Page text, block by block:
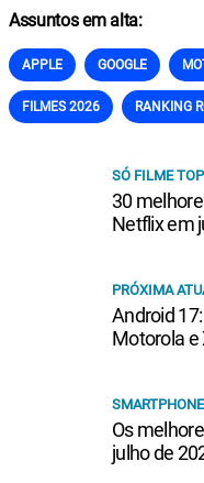
Assuntos em alta:
APPLE GOOGLE
FILMES 2026 RANKING
SÓ FILME TOP
30
Netflix em
PRÓXIMA
Android
Motorola e
Os
julho de